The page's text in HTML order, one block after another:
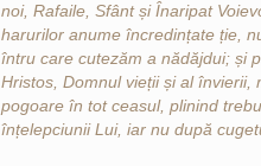
noi, Rafaile, Sfânt și Înaripat
harurilor anume încredințate ție,
întru care cutezăm a nădăjdui; și
Hristos, Domnul vieții și al
pogoare în tot ceasul, plinind
înțelepciunii Lui, iar nu după